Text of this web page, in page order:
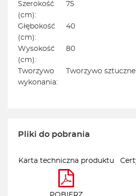
Szerokość
(cm):
75
Głębokość
(cm):
40
Wysokość
(cm):
80
Tworzywo
wykonania:
Tworzywo sztuczne
Pliki do pobrania
Karta techniczna produktu